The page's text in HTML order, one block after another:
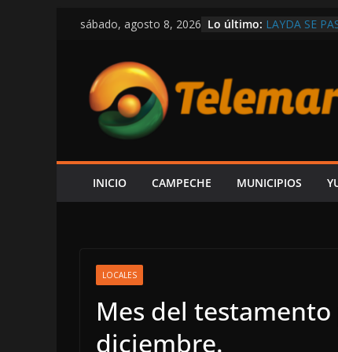
Saltar
contenido
sábado, agosto 8, 2026 Lo último: LAYDA SE
CAPTAN A
DE LUJO
VIVE
ESTÁ EN
OBRAS Y
DENUNCIAR
DE LA CFE
INICIO CAMPECHE MUNICIPIOS
LOCALES
Mes del
diciembre.